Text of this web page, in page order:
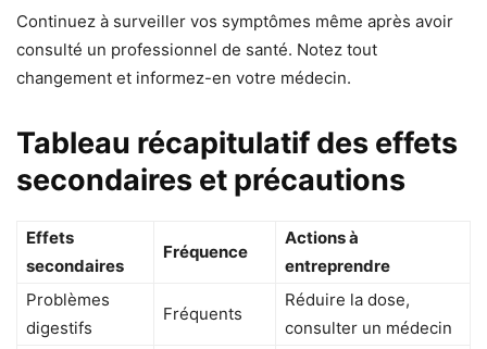
Continuez à surveiller vos symptômes même après avoir
consulté un professionnel de santé. Notez tout
changement et informez-en votre médecin.
Tableau récapitulatif des effets
secondaires et précautions
Effets
secondaires
Fréquence
Actions à
entreprendre
Problèmes
digestifs
Fréquents
Réduire la dose,
consulter un médecin